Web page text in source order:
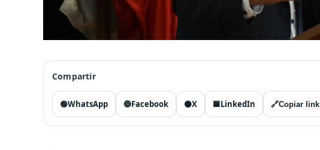
Compartir
🟢WhatsApp 🔵Facebook ⚫X 🟦LinkedIn 🔗Copiar link